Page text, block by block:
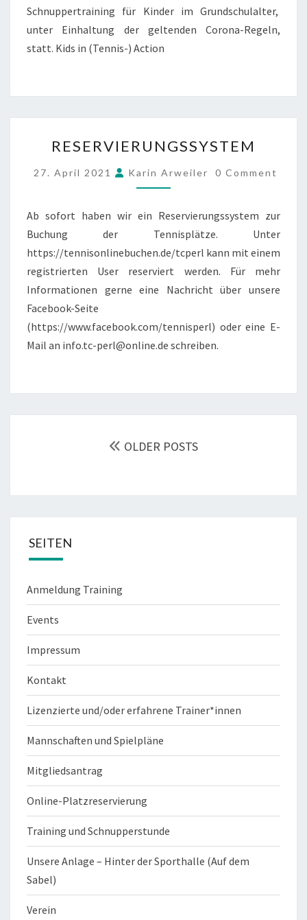
Schnuppertraining für Kinder im Grundschulalter,
unter Einhaltung der geltenden Corona-Regeln,
statt. Kids in (Tennis-) Action
RESERVIERUNGSSYSTEM
27. April 2021 Karin Arweiler COMMENTS
0 Comment
Ab sofort haben wir ein Reservierungssystem zur
Buchung der Tennisplätze. Unter
https://tennisonlinebuchen.de/tcperl kann mit einem
registrierten User reserviert werden. Für mehr
Informationen gerne eine Nachricht über unsere
Facebook-Seite
(https://www.facebook.com/tennisperl) oder eine E-
Mail an info.tc-perl@online.de schreiben.
OLDER POSTS
SEITEN
Anmeldung Training
Events
Impressum
Kontakt
Lizenzierte und/oder erfahrene Trainer*innen
Mannschaften und Spielpläne
Mitgliedsantrag
Online-Platzreservierung
Training und Schnupperstunde
Unsere Anlage – Hinter der Sporthalle (Auf dem
Sabel)
Verein